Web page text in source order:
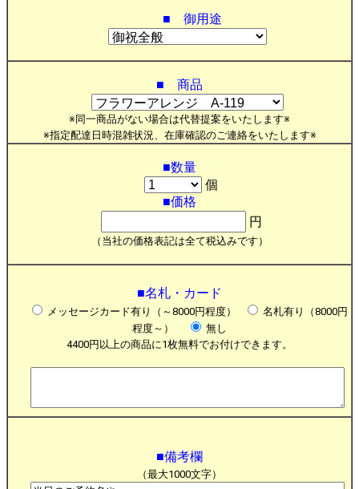
■ 御用途
■ 商品
※同一商品がない場合は代替提案をいたします※
※指定配達日時混雑状況、在庫確認のご連絡をいたします※
■数量
個
■価格
円
（当社の価格表記は全て税込みです）
■名札・カード
メッセージカード有り（～8000円程度）
名札有り（8000円
程度～）
無し
4400円以上の商品に1枚無料でお付けできます。
■備考欄
（最大1000文字）